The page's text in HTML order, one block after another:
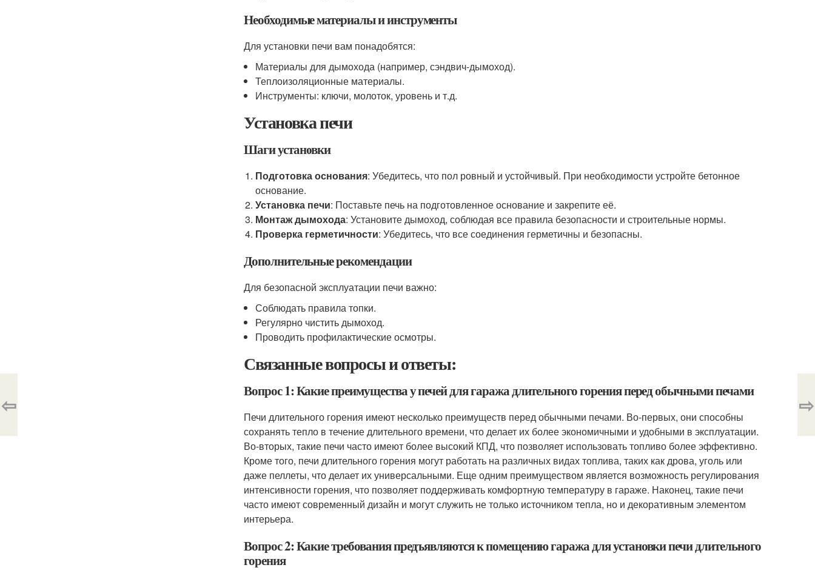
Необходимые материалы и инструменты
Для установки печи вам понадобятся:
Материалы для дымохода (например, сэндвич-дымоход).
Теплоизоляционные материалы.
Инструменты: ключи, молоток, уровень и т.д.
Установка печи
Шаги установки
Подготовка основания: Убедитесь, что пол ровный и устойчивый. При необходимости устройте бетонное
основание.
Установка печи: Поставьте печь на подготовленное основание и закрепите её.
Монтаж дымохода: Установите дымоход, соблюдая все правила безопасности и строительные нормы.
Проверка герметичности: Убедитесь, что все соединения герметичны и безопасны.
Дополнительные рекомендации
Для безопасной эксплуатации печи важно:
Соблюдать правила топки.
Регулярно чистить дымоход.
Проводить профилактические осмотры.
Связанные вопросы и ответы:
Вопрос 1: Какие преимущества у печей для гаража длительного горения перед обычными печами
Печи длительного горения имеют несколько преимуществ перед обычными печами. Во-первых, они способны
сохранять тепло в течение длительного времени, что делает их более экономичными и удобными в эксплуатации.
Во-вторых, такие печи часто имеют более высокий КПД, что позволяет использовать топливо более эффективно.
Кроме того, печи длительного горения могут работать на различных видах топлива, таких как дрова, уголь или
даже пеллеты, что делает их универсальными. Еще одним преимуществом является возможность регулирования
интенсивности горения, что позволяет поддерживать комфортную температуру в гараже. Наконец, такие печи
часто имеют современный дизайн и могут служить не только источником тепла, но и декоративным элементом
интерьера.
Вопрос 2: Какие требования предъявляются к помещению гаража для установки печи длительного
горения
⇦ ⇨